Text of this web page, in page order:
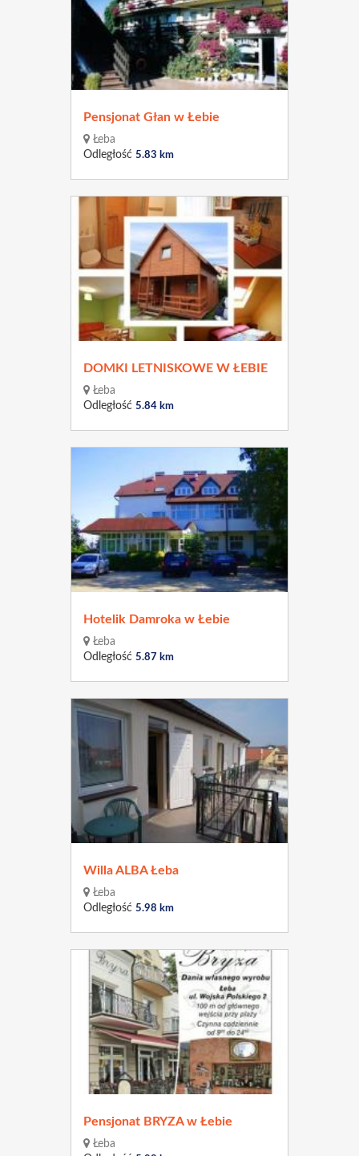
Pensjonat Głan w Łebie
Łeba
Odległość 5.83 km
DOMKI LETNISKOWE W ŁEBIE
Łeba
Odległość 5.84 km
Hotelik Damroka w Łebie
Łeba
Odległość 5.87 km
Willa ALBA Łeba
Łeba
Odległość 5.98 km
Pensjonat BRYZA w Łebie
Łeba